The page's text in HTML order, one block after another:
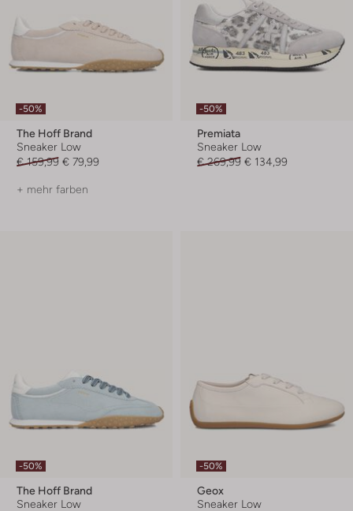
-50%
The Hoff Brand
Sneaker Low
€ 159,99 € 79,99
+ mehr farben
-50%
Premiata
Sneaker Low
€ 269,99 € 134,99
-50%
The Hoff Brand
Sneaker Low
-50%
Geox
Sneaker Low